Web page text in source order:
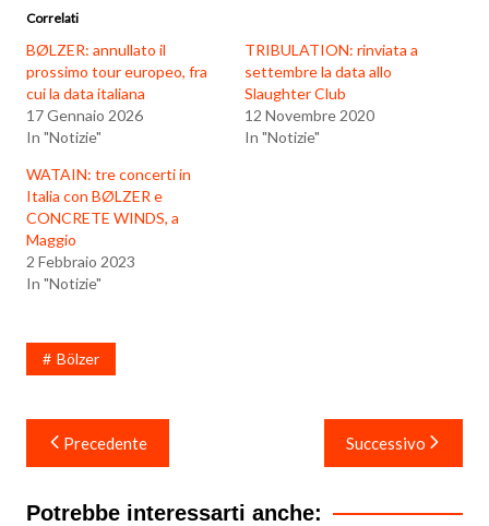
Correlati
BØLZER: annullato il
prossimo tour europeo, fra
cui la data italiana
17 Gennaio 2026
In "Notizie"
TRIBULATION: rinviata a
settembre la data allo
Slaughter Club
12 Novembre 2020
In "Notizie"
WATAIN: tre concerti in
Italia con BØLZER e
CONCRETE WINDS, a
Maggio
2 Febbraio 2023
In "Notizie"
Bölzer
Navigazione
articoli
Precedente Successivo
Potrebbe interessarti anche: